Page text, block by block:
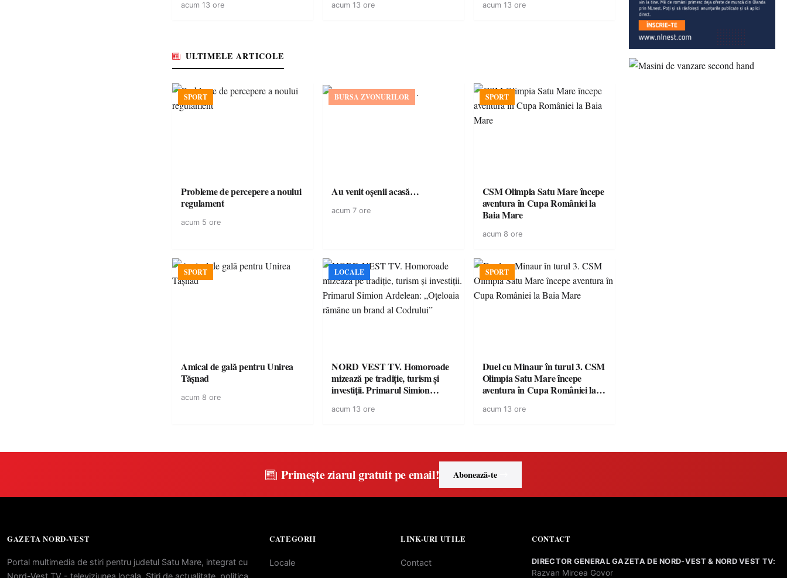
acum 13 ore acum 13 ore acum 13 ore
ULTIMELE ARTICOLE
SPORT
Probleme de percepere a noului
regulament
acum 5 ore
BURSA ZVONURILOR
Au venit oșenii acasă…
acum 7 ore
SPORT
CSM Olimpia Satu Mare începe
aventura în Cupa României la
Baia Mare
acum 8 ore
SPORT
Amical de gală pentru Unirea
Tășnad
acum 8 ore
LOCALE
NORD VEST TV. Homoroade
mizează pe tradiție, turism și
investiții. Primarul Simion
brand al Codrului”
acum 13 ore
SPORT
Duel cu Minaur în turul 3. CSM
Olimpia Satu Mare începe
aventura în Cupa României la
acum 13 ore
Primește ziarul gratuit pe email! Abonează-te
GAZETA NORD-VEST
Portal multimedia de stiri pentru judetul Satu Mare, integrat cu
Nord-Vest TV - televiziunea locala. Stiri de actualitate, politica,
CATEGORII
Locale
LINK-URI UTILE
Contact
CONTACT
DIRECTOR GENERAL GAZETA DE NORD-VEST & NORD VEST TV:
Razvan Mircea Govor